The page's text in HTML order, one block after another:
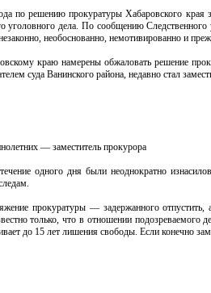
по решению прокуратуры Хабаровского
уголовного дела. По сообщению
необоснованно, немотивированно и
краю намерены обжаловать решение
суда Ванинского района, недавно стал
— заместитель прокурора
одного дня были неоднократно
прокуратуры — задержанного отпустить,
только, что в отношении подозреваемого
до 15 лет лишения свободы. Если конечно